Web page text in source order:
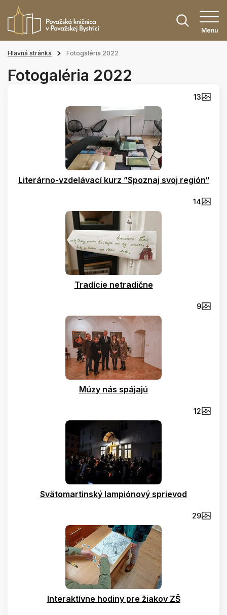
Menu
Hlavná stránka Fotogaléria 2022
Fotogaléria 2022
13
Literárno-vzdelávací kurz ”Spoznaj svoj región“
14
Tradície netradične
9
Múzy nás spájajú
12
Svätomartinský lampiónový sprievod
29
Interaktívne hodiny pre žiakov ZŠ